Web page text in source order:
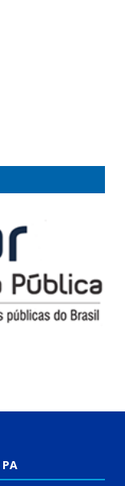
PA